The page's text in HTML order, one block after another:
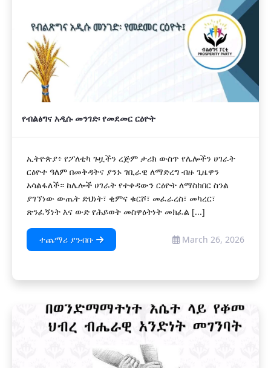
የብልፅግና አዲሱ መንገድ፡ የመደመር ርዕዮት
ኢትዮጵያ፥ የፖለቲካ ጉዟችን ረጅም ታሪክ ውስጥ የሌሎችን ሀገራት
ርዕዮተ ዓለም በመቅዳትና ያንኑ ገቢራዊ ለማድረግ ብዙ ጊዜዋን
አሳልፋለች። ከሌሎች ሀገራት የተቀዳውን ርዕዮት ለማስከበር ስንል
ያገኘነው ውጤት ድህነት፣ ቂምና ቁርሾ፣ መፈራረስ፣ መካረር፣
ጽንፈኝነት እና ውድ የሕይወት መስዋዕትነት መክፈል [...]
ተጨማሪ ያንብቡ March 26, 2026